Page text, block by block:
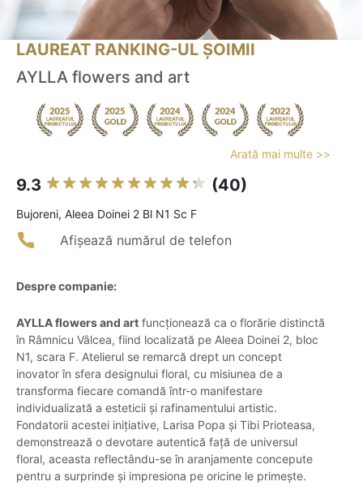
LAUREAT RANKING-UL ȘOIMII
AYLLA flowers and art
Arată mai multe >>
9.3 (40)
Bujoreni, Aleea Doinei 2 Bl N1 Sc F
Afișează numărul de telefon
Despre companie:
AYLLA flowers and art funcționează ca o florărie distinctă
în Râmnicu Vâlcea, fiind localizată pe Aleea Doinei 2, bloc
N1, scara F. Atelierul se remarcă drept un concept
inovator în sfera designului floral, cu misiunea de a
transforma fiecare comandă într-o manifestare
individualizată a esteticii și rafinamentului artistic.
Fondatorii acestei inițiative, Larisa Popa și Tibi Prioteasa,
demonstrează o devotare autentică față de universul
floral, aceasta reflectându-se în aranjamente concepute
pentru a surprinde și impresiona pe oricine le primește.